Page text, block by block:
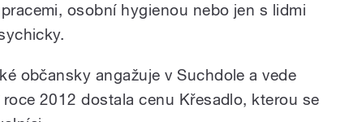
osobní hygienou nebo jen s lidmi
občansky angažuje v Suchdole a vede
2012 dostala cenu Křesadlo, kterou se